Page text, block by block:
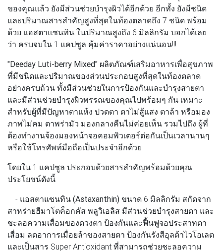
ของคุณแล้ว ยังมีส่วนช่วยบำรุงผิวได้อีกด้วย อีกทั้ง ยังมีชนิด
และปริมาณสารสำคัญสูงที่สุดในท้องตลาดถึง 7 ชนิด พร้อม
ด้วย แอสตาแซนทิน ในปริมาณสูงถึง 6 มิลลิกรัม บอกได้เลย
ว่า ครบจบใน 1 แคปซูล คุ้มค่าราคาอย่างแน่นอน!!!
"Deeday Luti-berry Mixed" ผลิตภัณฑ์เสริมอาหารเพื่อสุขภาพ
ที่มีชนิดและปริมาณของส่วนประกอบสูงที่สุดในท้องตลาด
อย่างครบถ้วน ทั้งมีส่วนช่วยในการป้องกันและบำรุงสายตา
และมีส่วนช่วยบำรุงผิวพรรณของคุณไปพร้อมๆ กัน เหมาะ
สำหรับผู้ที่มีปัญหาตาแห้ง ปวดตา ตาไม่สู้แสง ตาล้า หรือมอง
ภาพไม่คม ตาพร่ามัว มองกลางคืนไม่ค่อยเห็น รวมไปถึง ผู้ที่
ต้องทำงานจ้องมองหน้าจอคอมพิวเตอร์ต่อกันเป็นเวลานานๆ
หรือใช้โทรศัพท์มือถือเป็นประจำอีกด้วย
โดยใน 1 แคปซูล ประกอบด้วยสารสำคัญพร้อมด้วยคุณ
ประโยชน์ดังนี้
- แอสตาแซนทิน (Astaxanthin) ขนาด 6 มิลลิกรัม สกัดจาก
สาหร่ายฮีมาโตค็อกคัส พลูวิเอลิส มีส่วนช่วยบำรุงสายตา และ
ชะลอความเสื่อมของดวงตา ป้องกันและฟื้นฟูจอประสาทตา
เสื่อม ลดอาการเมื่อยล้าของสายตา ป้องกันรังสีอุลต้าไวโอเลต
และเป็นสาร Super Antioxidant ที่สามารถช่วยชะลอความ